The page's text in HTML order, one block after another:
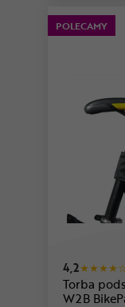
POLECAMY
4,2
Torba
W2B